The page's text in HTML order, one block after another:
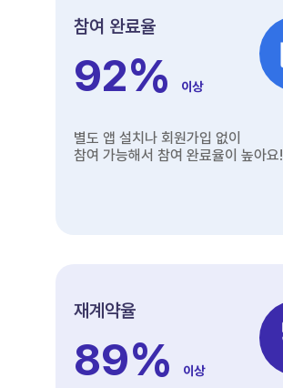
참여 완료율
92% 이상
별도 앱 설치나 회원가입 없이
참여 가능해서 참여 완료율이 높아요!
재계약율
89% 이상